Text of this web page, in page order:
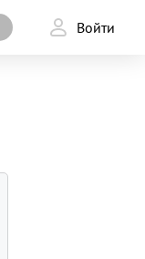
Войти